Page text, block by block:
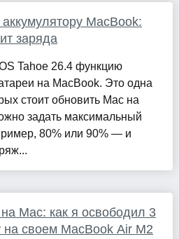
MacBook:
заряда
Tahoe 26.4 функцию
на MacBook. Это одна
стоит обновить Mac на
задать максимальный
80% или 90% — и
Mac: как я освободил 3
на своем MacBook Air M2